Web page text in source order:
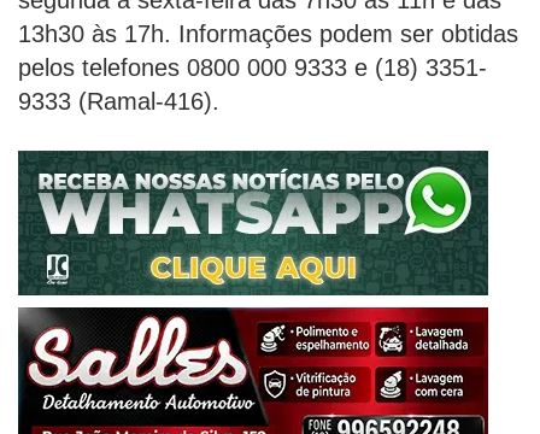
13h30 às 17h. Informações podem ser obtidas
pelos telefones 0800 000 9333 e (18) 3351-
9333 (Ramal-416).